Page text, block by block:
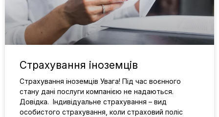
Страхування іноземців
Страхування іноземців Увага! Під час воєнного
стану дані послуги компанією не надаються.
Довідка. Індивідуальне страхування – вид
особистого страхування, коли страховий поліс